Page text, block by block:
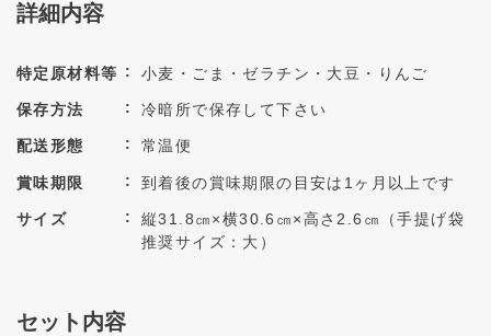
詳細内容
特定原材料等 小麦・ごま・ゼラチン・大豆・りんご
保存方法 冷暗所で保存して下さい
配送形態 常温便
賞味期限 到着後の賞味期限の目安は1ヶ月以上です
サイズ
縦31.8㎝×横30.6㎝×高さ2.6㎝（手提げ袋
推奨サイズ：大）
セット内容